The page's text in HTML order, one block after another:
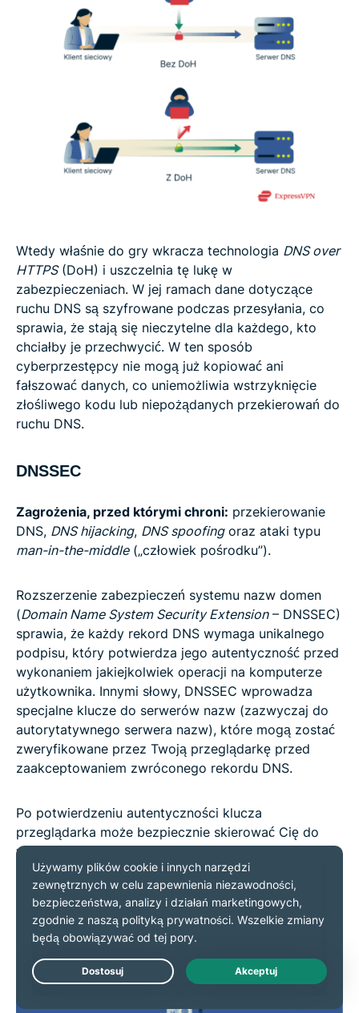
Wtedy właśnie do gry wkracza technologia DNS over
HTTPS(DoH) i uszczelnia tę lukę w
zabezpieczeniach. W jej ramach dane dotyczące
ruchu DNS są szyfrowane podczas przesyłania, co
sprawia, że stają się nieczytelne dla każdego, kto
chciałby je przechwycić. W ten sposób
cyberprzestępcy nie mogą już kopiować ani
fałszować danych, co uniemożliwia wstrzyknięcie
złośliwego kodu lub niepożądanych przekierowań do
ruchu DNS.
DNSSEC
Zagrożenia, przed którymi chroni: przekierowanie
DNS, DNS hijacking, DNS spoofingoraz ataki typu
man-in-the-middle(„człowiek pośrodku”).
Rozszerzenie zabezpieczeń systemu nazw domen
(Domain Name System Security Extension– DNSSEC)
sprawia, że każdy rekord DNS wymaga unikalnego
podpisu, który potwierdza jego autentyczność przed
wykonaniem jakiejkolwiek operacji na komputerze
użytkownika. Innymi słowy, DNSSEC wprowadza
specjalne klucze do serwerów nazw (zazwyczaj do
autorytatywnego serwera nazw), które mogą zostać
zweryfikowane przez Twoją przeglądarkę przed
zaakceptowaniem zwróconego rekordu DNS.
Po potwierdzeniu autentyczności klucza
przeglądarka może bezpiecznie skierować Cię do
witryny, którą zamierzasz odwiedzić. W przeciwnym
razie połączenie zostanie zablokowane, ponieważ
Twój klient sieciowy zauważy, że klucz cyfrowy
został zmieniony lub już nie istnieje.
Live Chat